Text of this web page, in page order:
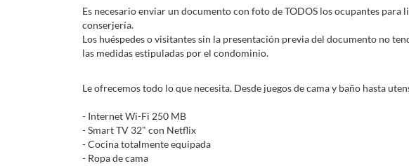
Es necesario enviar un documento con foto de TODOS los ocupantes para
conserjería.
Los huéspedes o visitantes sin la presentación previa del documento no
las medidas estipuladas por el condominio.
Le ofrecemos todo lo que necesita. Desde juegos de cama y baño hasta
- Internet Wi-Fi 250 MB
- Smart TV 32" con Netflix
- Cocina totalmente equipada
- Ropa de cama